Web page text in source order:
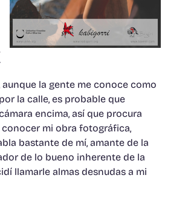
aunque la gente me conoce como
la calle, es probable que
encima, así que procura
conocer mi obra fotográfica,
bastante de mí, amante de la
de lo bueno inherente de la
llamarle almas desnudas a mi